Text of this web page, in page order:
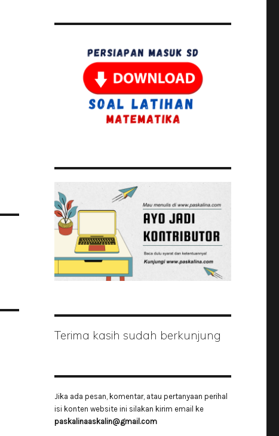
Terima kasih sudah berkunjung
Jika ada pesan, komentar, atau pertanyaan perihal
isi konten website ini silakan kirim email ke
paskalinaaskalin@gmail.com